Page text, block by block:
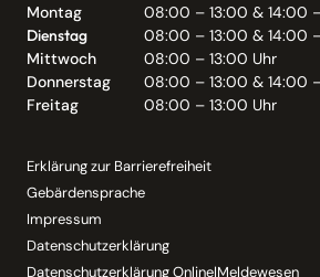
Montag
08:00 – 13:00 & 14:00
Dienstag
08:00 – 13:00 & 14:00
Mittwoch
08:00 – 13:00 Uhr
Donnerstag
08:00 – 13:00 & 14:00
Freitag
08:00 – 13:00 Uhr
Erklärung zur Barrierefreiheit
Gebärdensprache
Impressum
Datenschutzerklärung
Datenschutzerklärung Online|Meldewesen